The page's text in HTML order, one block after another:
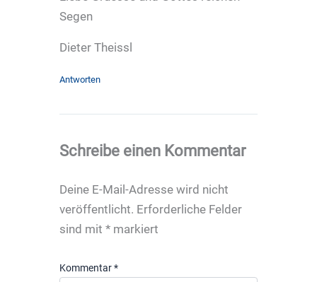
Segen
Dieter Theissl
Antworten
Schreibe einen Kommentar
Deine E-Mail-Adresse wird nicht
veröffentlicht. Erforderliche Felder
sind mit * markiert
Kommentar*